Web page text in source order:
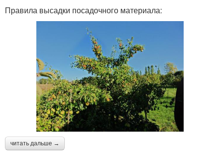
Правила высадки посадочного материала:
читать дальше →